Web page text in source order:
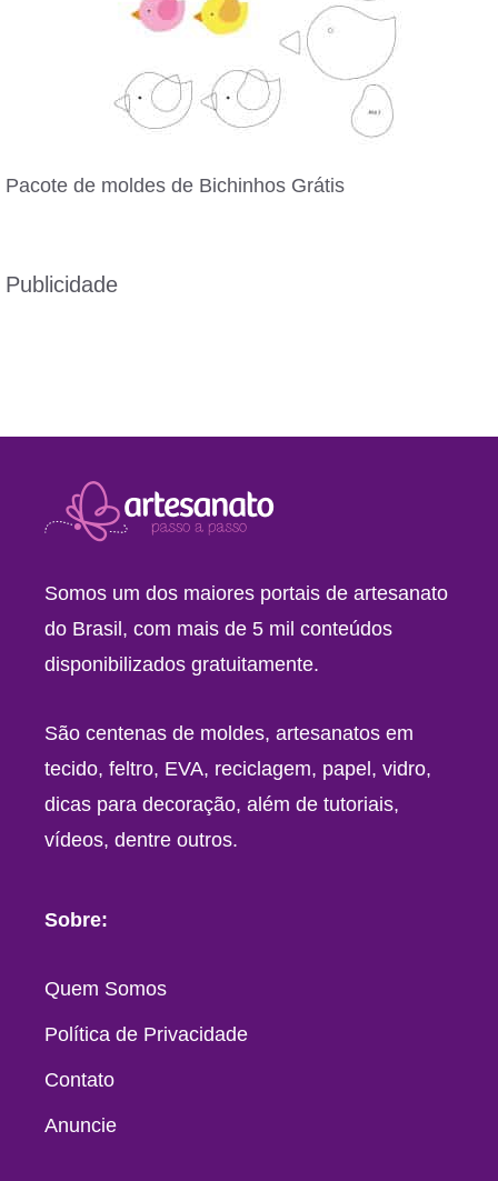
Pacote de moldes de Bichinhos Grátis
Publicidade
Somos um dos maiores portais de artesanato
do Brasil, com mais de 5 mil conteúdos
disponibilizados gratuitamente.
São centenas de moldes, artesanatos em
tecido, feltro, EVA, reciclagem, papel, vidro,
dicas para decoração, além de tutoriais,
vídeos, dentre outros.
Sobre:
Quem Somos
Política de Privacidade
Contato
Anuncie